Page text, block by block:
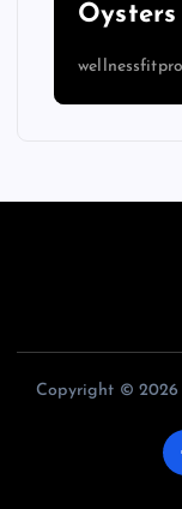
Oysters
wellnessfitpro
Copyright © 2026